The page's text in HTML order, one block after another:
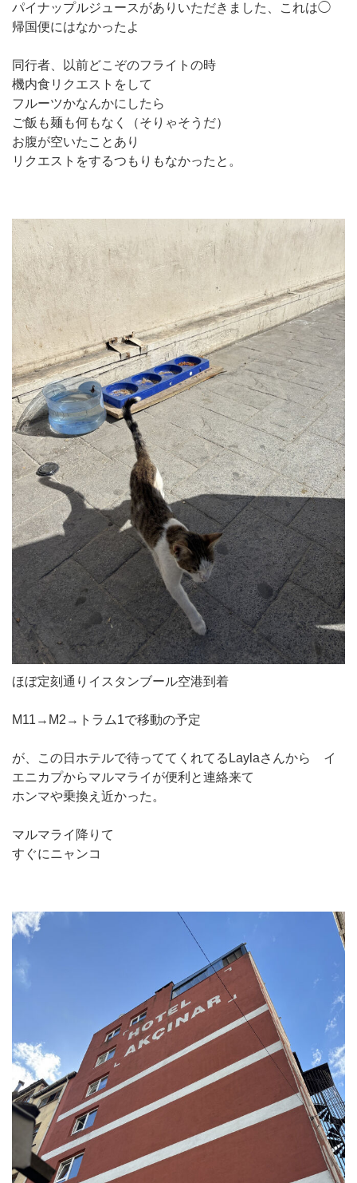
パイナップルジュースがありいただきました、これは◯
帰国便にはなかったよ
同行者、以前どこぞのフライトの時
機内食リクエストをして
フルーツかなんかにしたら
ご飯も麺も何もなく（そりゃそうだ）
お腹が空いたことあり
リクエストをするつもりもなかったと。
ほぼ定刻通りイスタンブール空港到着
M11→M2→トラム1で移動の予定
が、この日ホテルで待っててくれてるLaylaさんから イ
エニカプからマルマライが便利と連絡来て
ホンマや乗換え近かった。
マルマライ降りて
すぐにニャンコ